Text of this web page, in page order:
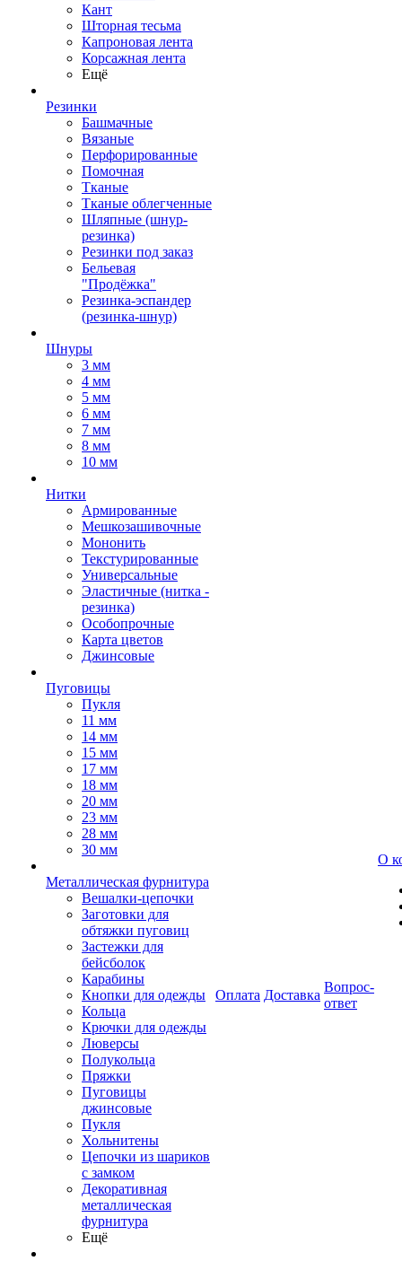
Кант
Шторная тесьма
Капроновая лента
Корсажная лента
Ещё
Резинки
Башмачные
Вязаные
Перфорированные
Помочная
Тканые
Тканые облегченные
Шляпные (шнур-
резинка)
Резинки под заказ
Бельевая
"Продёжка"
Резинка-эспандер
(резинка-шнур)
Шнуры
3 мм
4 мм
5 мм
6 мм
7 мм
8 мм
10 мм
Нитки
Армированные
Мешкозашивочные
Мононить
Текстурированные
Универсальные
Эластичные (нитка -
резинка)
Особопрочные
Карта цветов
Джинсовые
Пуговицы
Пукля
11 мм
14 мм
15 мм
17 мм
18 мм
20 мм
23 мм
28 мм
30 мм
Металлическая фурнитура
Вешалки-цепочки
Заготовки для
обтяжки пуговиц
Застежки для
бейсболок
Карабины
Кнопки для одежды
Кольца
Крючки для одежды
Люверсы
Полукольца
Пряжки
Пуговицы
джинсовые
Пукля
Хольнитены
Цепочки из шариков
с замком
Декоративная
металлическая
фурнитура
Ещё
Оплата Доставка
Вопрос-
ответ
О